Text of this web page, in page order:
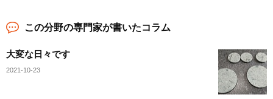
この分野の専門家が書いたコラム
大変な日々です
2021-10-23